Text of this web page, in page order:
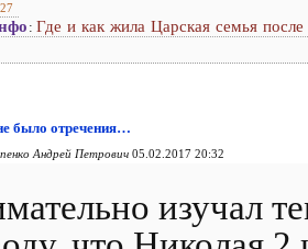
: Где и как жила Царская семья
было отречения…
Андрей Петрович 05.02.2017 20:32
изучал